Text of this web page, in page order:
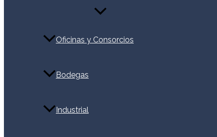
Alternar
Oficinas y Consorcios
Bodegas
Industrial